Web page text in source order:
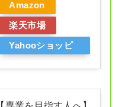
Amazon
楽天市場
Yahooショッピ